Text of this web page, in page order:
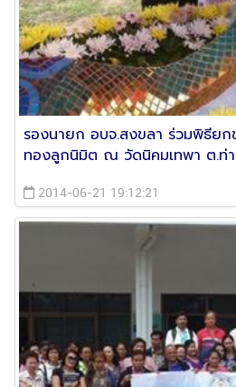
รองนายก อบจ.สงขลา ร่วมพิธียก
ทองลูกนิมิต ณ วัดนิคมเทพา ต.ท่า
2014-06-21 19:12:21